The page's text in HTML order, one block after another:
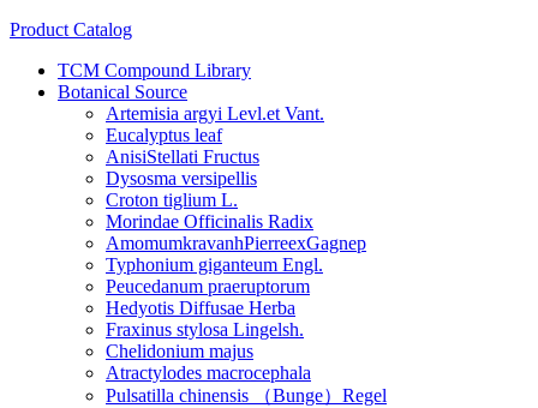
Product Catalog
TCM Compound Library
Botanical Source
Artemisia argyi Levl.et Vant.
Eucalyptus leaf
AnisiStellati Fructus
Dysosma versipellis
Croton tiglium L.
Morindae Officinalis Radix
AmomumkravanhPierreexGagnep
Typhonium giganteum Engl.
Peucedanum praeruptorum
Hedyotis Diffusae Herba
Fraxinus stylosa Lingelsh.
Chelidonium majus
Atractylodes macrocephala
Pulsatilla chinensis （Bunge）Regel